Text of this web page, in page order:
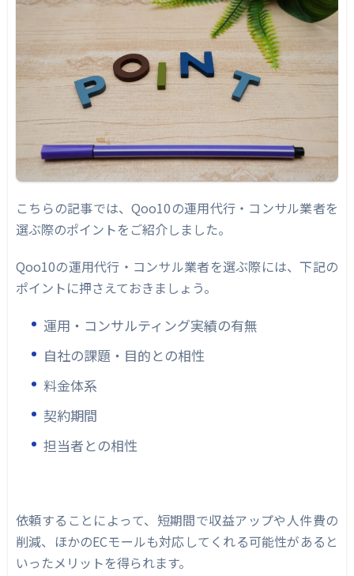
こちらの記事では、Qoo10の運用代行・コンサル業者を
選ぶ際のポイントをご紹介しました。
Qoo10の運用代行・コンサル業者を選ぶ際には、下記の
ポイントに押さえておきましょう。
運用・コンサルティング実績の有無
自社の課題・目的との相性
料金体系
契約期間
担当者との相性
依頼することによって、短期間で収益アップや人件費の
削減、ほかのECモールも対応してくれる可能性があると
いったメリットを得られます。